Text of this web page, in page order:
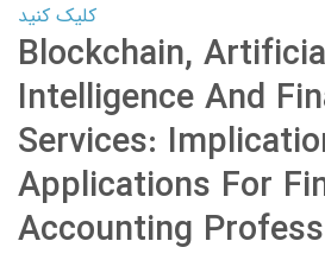
کلیک کنید
Blockchain,
Intelligence And
Services:
Applications For
Accounting